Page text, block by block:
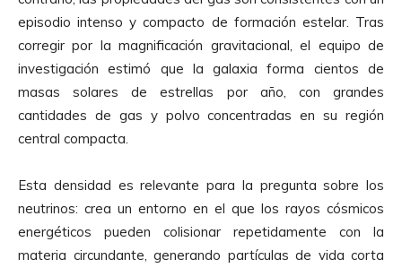
episodio intenso y compacto de formación estelar. Tras
corregir por la magnificación gravitacional, el equipo de
investigación estimó que la galaxia forma cientos de
masas solares de estrellas por año, con grandes
cantidades de gas y polvo concentradas en su región
central compacta.
Esta densidad es relevante para la pregunta sobre los
neutrinos: crea un entorno en el que los rayos cósmicos
energéticos pueden colisionar repetidamente con la
materia circundante, generando partículas de vida corta